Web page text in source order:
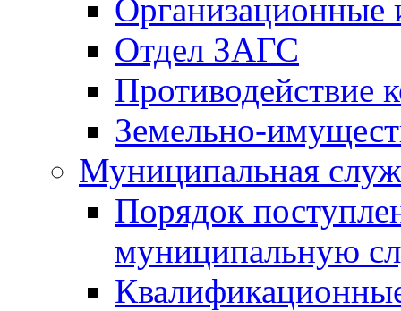
Отдел ЗАГС
Противодействие
Земельно-
Муниципальная
Порядок
муниципальную